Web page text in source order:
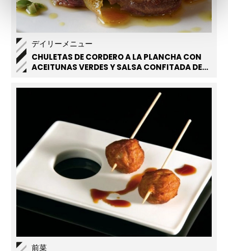
デイリーメニュー
CHULETAS DE CORDERO A LA PLANCHA CON
ACEITUNAS VERDES Y SALSA CONFITADA DE
前菜